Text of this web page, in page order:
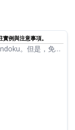
例與注意事項。
。但是，免費